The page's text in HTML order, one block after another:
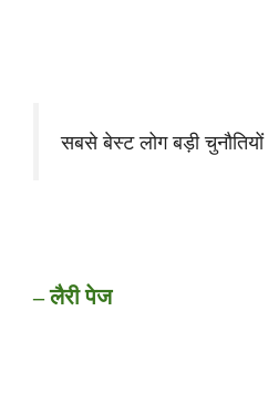
सबसे बेस्ट लोग बड़ी
– लैरी पेज